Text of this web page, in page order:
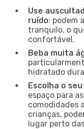
Use
ruído: podem
tranquilo, o
confortável.
Beba muita
hidratado
Escolha o
espaço para
comodidades
crianças,
lugar perto